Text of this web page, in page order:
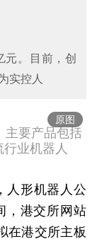
。目前，创
实控人
原图
主要产品包括
业机器人
人形机器人公
，港交所网站
在港交所主板